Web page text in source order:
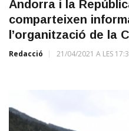
Andorra i la
comparteixen
l’organització de la
Redacció 21/04/2021 A LES